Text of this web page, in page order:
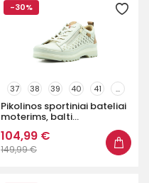
-30%
37 38 39 40 41 ...
Pikolinos sportiniai bateliai
moterims, balti...
104,99 €
149,99 €